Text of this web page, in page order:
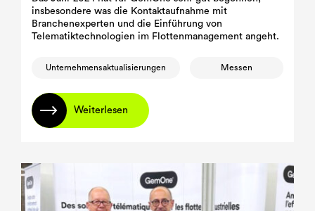
insbesondere was die Kontaktaufnahme mit
Branchenexperten und die Einführung von
Telematiktechnologien im Flottenmanagement angeht.
Unternehmensaktualisierungen Messen
Weiterlesen